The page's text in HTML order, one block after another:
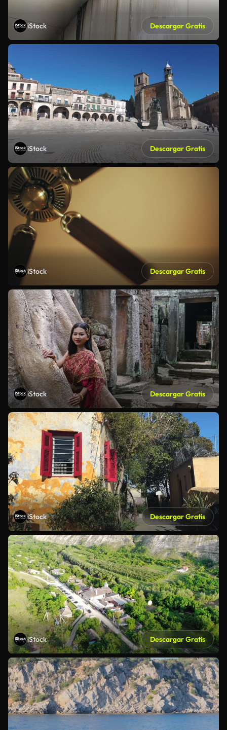
iStock Descargar Gratis
iStock Descargar Gratis
iStock Descargar Gratis
iStock Descargar Gratis
iStock Descargar Gratis
iStock Descargar Gratis